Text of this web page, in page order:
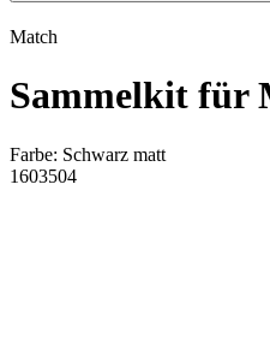
Match
Sammelkit für
Farbe: Schwarz matt
1603504